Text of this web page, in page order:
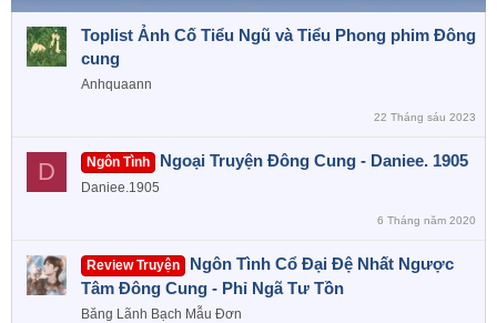
Toplist Ảnh Cố Tiểu Ngũ và Tiểu Phong phim Đông
cung
Anhquaann
22 Tháng sáu 2023
D Ngôn Tình Ngoại Truyện Đông Cung - Daniee. 1905
Daniee.1905
6 Tháng năm 2020
Review Truyện
Ngôn Tình Cổ Đại Đệ Nhất Ngược
Tâm Đông Cung - Phỉ Ngã Tư Tồn
Băng Lãnh Bạch Mẫu Đơn